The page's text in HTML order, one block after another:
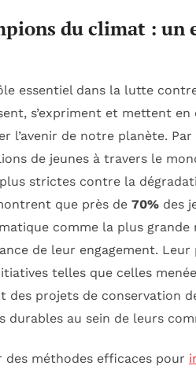
du climat : un
essentiel dans la lutte
s’expriment et mettent
l’avenir de notre planète.
de jeunes à travers le
strictes contre la
que près de 70% des
comme la plus grande
de leur engagement. Leur
telles que celles
des projets de conservation
durables au sein de leurs
méthodes efficaces pour